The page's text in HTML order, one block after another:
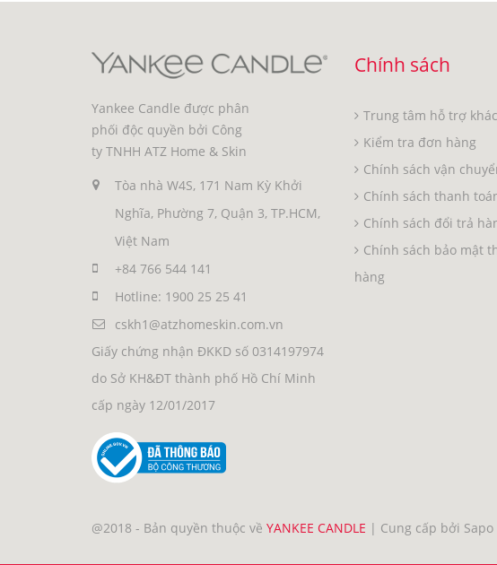
Yankee Candle được phân
phối độc quyền bởi Công
ty TNHH ATZ Home & Skin
Tòa nhà W4S, 171 Nam Kỳ Khởi
Nghĩa, Phường 7, Quận 3, TP.HCM,
Việt Nam
+84 766 544 141
Hotline: 1900 25 25 41
cskh1@atzhomeskin.com.vn
Giấy chứng nhận ĐKKD số 0314197974
do Sở KH&ĐT thành phố Hồ Chí Minh
cấp ngày 12/01/2017
Chính sách
Trung tâm hỗ trợ
Kiểm tra đơn hàng
Chính sách vận
Chính sách thanh
Chính sách đổi trả
Chính sách bảo mật
hàng
@2018 - Bản quyền thuộc về YANKEE CANDLE | Cung cấp bởi Sapo